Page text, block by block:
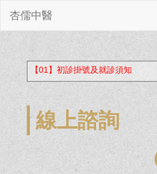
杏儒中醫
【01】初診掛號及就診須知
線上諮詢